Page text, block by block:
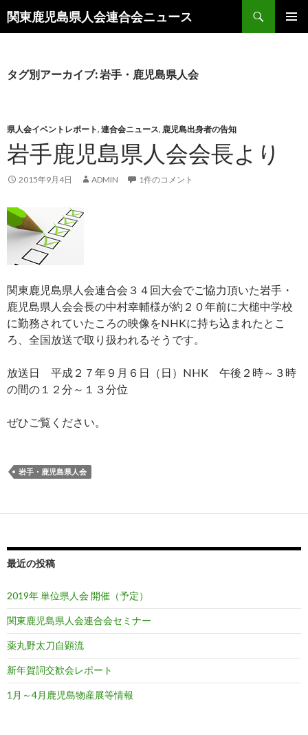
関東鹿児島県人会連合会ニュース
検
索
ン
動
タグ別アーカイブ: 岩手・鹿児島県人会
県人会イベントレポート, 連合会ニュース, 鹿児島出身者の告知
岩手鹿児島県人会会長より
2015年9月4日 ADMIN 1件のコメント
関東鹿児島県人会連合会３４回大会でご協力頂いた岩手・
鹿児島県人会会長の中村幸輔様が約２０年前に大槌中学校
に勤務されていたころの映像をNHKに持ち込まれたとこ
ろ、全国放送で取り扱われるそうです。
放送日 平成２７年９月６日（日）NHK 午後２時～３時
の間の１２分～１３分位
ぜひご覧ください。
岩手・鹿児島県人会
最近の投稿
2019年 単位県人会 開催（予定）
関東鹿児島県人会連合会セミナー
薬丸野太刀自顕流
新年賀詞交歓会レポート
1月～4月鹿児島物産展等情報